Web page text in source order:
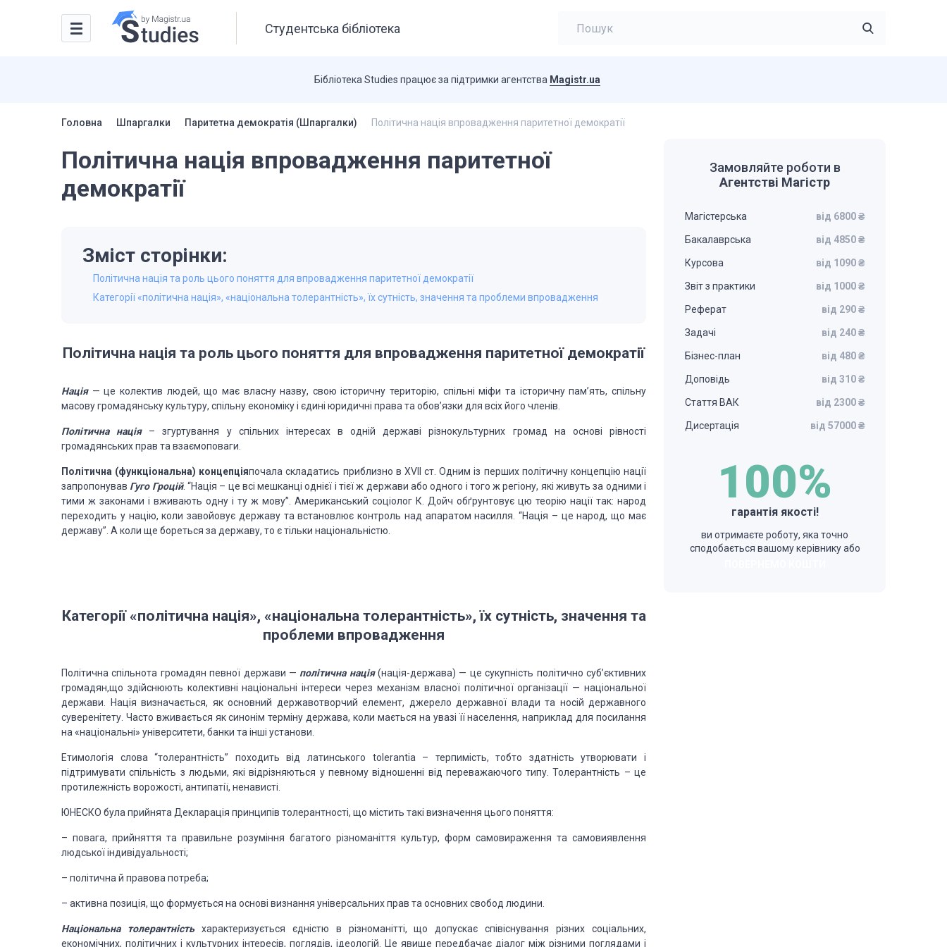
Студентська бібліотека
Бібліотека Studies працює за підтримки агентства Magistr.ua
Головна Шпаргалки Паритетна демократія (Шпаргалки) Політична нація впровадження паритетної демократії
Політична нація впровадження паритетної
демократії
Зміст сторінки:
Політична нація та роль цього поняття для впровадження паритетної демократії
Категорії «політична нація», «національна толерантність», їх сутність, значення та проблеми впровадження
Політична нація та роль цього поняття для впровадження паритетної демократії
Нація— це колектив людей, що має власну назву, свою історичну територію, спільні міфи та історичну пам’ять, спільну
масову громадянську культуру, спільну економіку і єдині юридичні права та обов’язки для всіх його членів.
Політична нація– згуртування у спільних інтересах в одній державі різнокультурних громад на основі рівності
громадянських прав та взаємоповаги.
Політична (функціональна) концепціяпочала складатись приблизно в ХVІІ ст. Одним із перших політичну концепцію нації
запропонував Гуго Гроцій. “Нація – це всі мешканці однієї і тієї ж держави або одного і того ж регіону, які живуть за одними і
тими ж законами і вживають одну і ту ж мову”. Американський соціолог К. Дойч обґрунтовує цю теорію нації так: народ
переходить у націю, коли завойовує державу та встановлює контроль над апаратом насилля. “Нація – це народ, що має
державу”. А коли ще бореться за державу, то є тільки національністю.
Категорії «політична нація», «національнатолерантність», їх сутність, значення та
проблеми впровадження
Політична спільнота громадян певної держави — політична нація(нація-держава) — це сукупність політично суб’єктивних
громадян,що здійснюють колективні національні інтереси через механізм власної політичноїорганізації — національної
держави. Нація визначається, як основний державотворчий елемент, джерело державної влади та носій державного
суверенітету. Часто вживається як синонім терміну держава, коли мається на увазі її населення, наприклад для посилання
на «національні» університети, банки та інші установи.
Етимологія слова “толерантність” походить від латинського tolerantia – терпимість, тобто здатність утворювати і
підтримувати спільність з людьми, які відрізняються у певному відношенні від переважаючого типу. Толерантність – це
протилежність ворожості, антипатії, ненависті.
ЮНЕСКО була прийнята Декларація принципів толерантності, що містить такі визначення цього поняття:
– повага, прийняття та правильне розуміння багатого різноманіття культур, форм самовираження та самовиявлення
людськоїіндивідуальності;
– політична й правова потреба;
– активна позиція, що формується на основі визнання універсальних прав та основних свобод людини.
Національна толерантність характеризується єдністю в різноманітті, що допускає співіснування різних соціальних,
економічних, політичних і культурних інтересів, поглядів, ідеологій.
Це явище передбачає діалог між різними поглядами і
Замовляйте роботи в
Агентстві Магістр
Магістерська від 6800 ₴
Бакалаврська від 4850 ₴
Курсова від 1090 ₴
Звіт з практики від 1000 ₴
Реферат від 290 ₴
Задачі від 240 ₴
Бізнес-план від 480 ₴
Доповідь від 310 ₴
Стаття ВАК від 2300 ₴
Дисертація від 57000 ₴
100%
гарантія якості!
ви отримаєте роботу, яка точно
сподобається вашому керівнику або